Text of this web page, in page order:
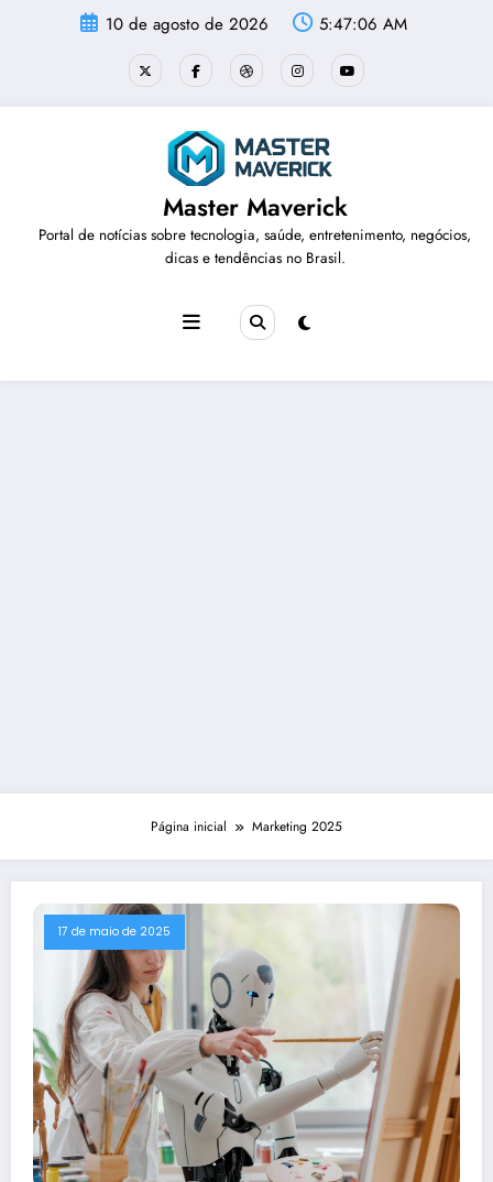
10 de agosto de 2026 5:47:06 AM
Master Maverick
Portal de notícias sobre tecnologia, saúde, entretenimento, negócios,
dicas e tendências no Brasil.
Página inicial Marketing 2025
17 de maio de 2025